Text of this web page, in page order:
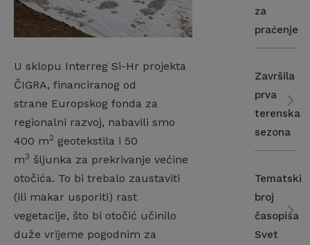
U sklopu Interreg Si-Hr projekta
ČIGRA, financiranog od
strane Europskog fonda za
regionalni razvoj, nabavili smo
400 m2 geotekstila i 50
m3 šljunka za prekrivanje većine
otočića. To bi trebalo zaustaviti
(ili makar usporiti) rast
vegetacije, što bi otočić učinilo
duže vrijeme pogodnim za
za
praćenje
Završila
prva
terenska
sezona
Tematski
broj
časopisa
Svet